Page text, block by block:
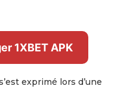
1XBET APK
exprimé lors d’une